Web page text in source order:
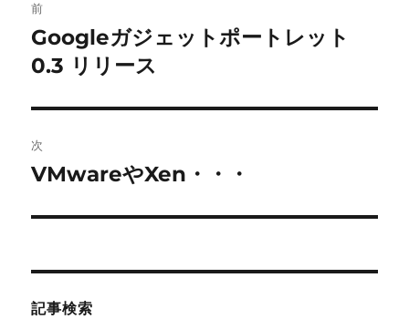
稿
ナ
ビ
ゲ
ー
シ
ン
前
前
の
稿:
Googleガジェットポートレット
0.3 リリース
次
次
投
VMwareやXen・・・
記事検索